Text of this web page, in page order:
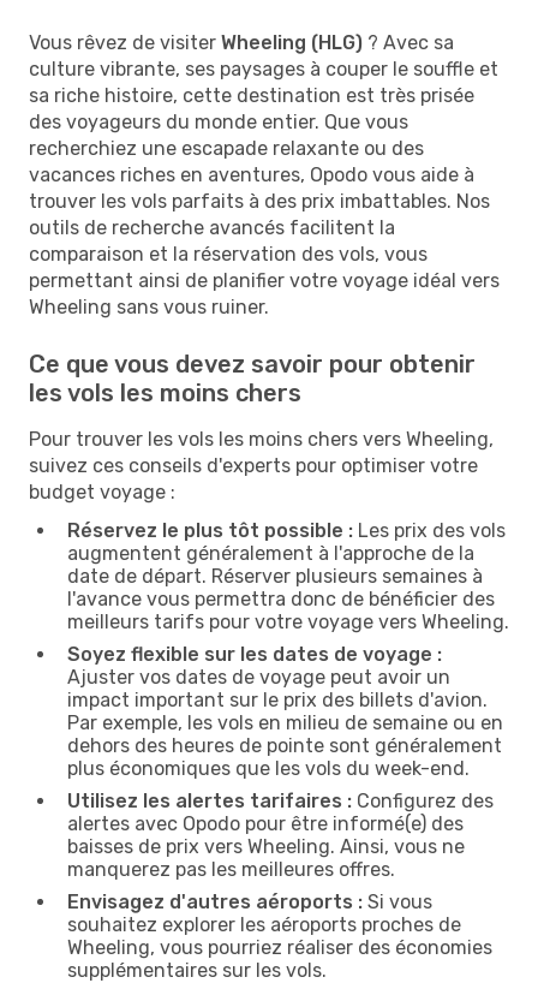
Vous rêvez de visiter Wheeling (HLG) ? Avec sa
culture vibrante, ses paysages à couper le souffle et
sa riche histoire, cette destination est très prisée
des voyageurs du monde entier. Que vous
recherchiez une escapade relaxante ou des
vacances riches en aventures, Opodo vous aide à
trouver les vols parfaits à des prix imbattables. Nos
outils de recherche avancés facilitent la
comparaison et la réservation des vols, vous
permettant ainsi de planifier votre voyage idéal vers
Wheeling sans vous ruiner.
Ce que vous devez savoir pour obtenir
les vols les moins chers
Pour trouver les vols les moins chers vers Wheeling,
suivez ces conseils d'experts pour optimiser votre
budget voyage :
Réservez le plus tôt possible : Les prix des vols
augmentent généralement à l'approche de la
date de départ. Réserver plusieurs semaines à
l'avance vous permettra donc de bénéficier des
meilleurs tarifs pour votre voyage vers Wheeling.
Soyez flexible sur les dates de voyage :
Ajuster vos dates de voyage peut avoir un
impact important sur le prix des billets d'avion.
Par exemple, les vols en milieu de semaine ou en
dehors des heures de pointe sont généralement
plus économiques que les vols du week-end.
Utilisez les alertes tarifaires : Configurez des
alertes avec Opodo pour être informé(e) des
baisses de prix vers Wheeling. Ainsi, vous ne
manquerez pas les meilleures offres.
Envisagez d'autres aéroports : Si vous
souhaitez explorer les aéroports proches de
Wheeling, vous pourriez réaliser des économies
supplémentaires sur les vols.